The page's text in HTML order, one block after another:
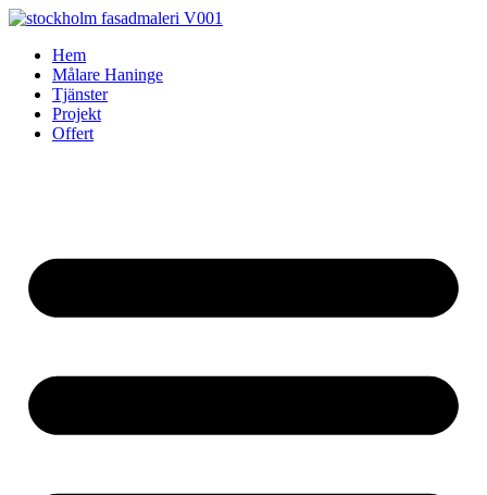
Skip
contentHem
Målare Haninge
Tjänster
Projekt
Offert